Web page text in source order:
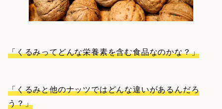
「くるみってどんな栄養素を含む食品なのかな？」
「くるみと他のナッツではどんな違いがあるんだろ
う？」